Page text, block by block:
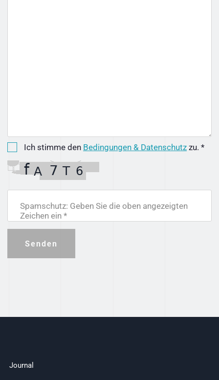
Ich stimme den Bedingungen & Datenschutz zu. *
Spamschutz: Geben Sie die oben angezeigten
Zeichen ein *
Senden
Journal